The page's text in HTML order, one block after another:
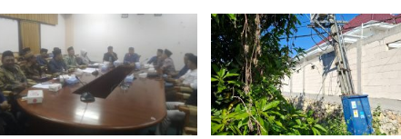
Sinergi dengan Nelayan
Sampang